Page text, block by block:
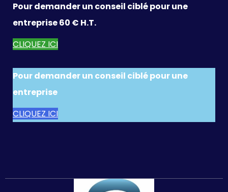
Pour demander un conseil ciblé pour une
entreprise 60 € H.T.
CLIQUEZ ICI
Pour demander un conseil ciblé pour une
entreprise
CLIQUEZ ICI